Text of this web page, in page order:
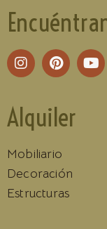
Alquiler
Mobiliario
Decoración
Estructuras